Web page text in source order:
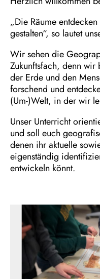
„Die Räume
gestalten“, so lautet
Wir sehen die
Zukunftsfach, denn
der Erde und den
forschend und
(Um-)Welt, in der wir
Unser Unterricht
und soll euch
denen ihr aktuelle
eigenständig
entwickeln könnt.